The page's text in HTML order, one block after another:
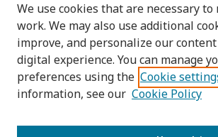
Browse
Collections
Disciplines
Authors
We use cookies that are necessary
work. We may also use additional
improve, and personalize our
digital experience. You can manage
preferences using the Cookie
information, see our Cookie Policy